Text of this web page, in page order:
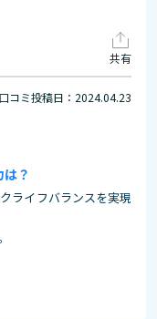
共有
口コミ投稿日：2024.04.23
？
ライフバランスを実現